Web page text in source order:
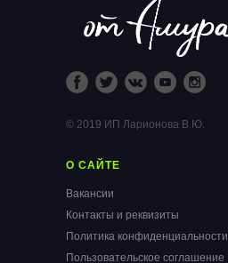
О САЙТЕ
Вакансии
Контакты и реквизиты
Политика конфиденциальности
Пользовательское соглашение
© 2019 ИП Ларионова В.Ю.